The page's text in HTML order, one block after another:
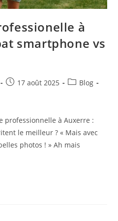
à
smartphone vs
17 août 2025
Blog
professionnelle à Auxerre :
le meilleur ? « Mais avec
photos ! » Ah mais